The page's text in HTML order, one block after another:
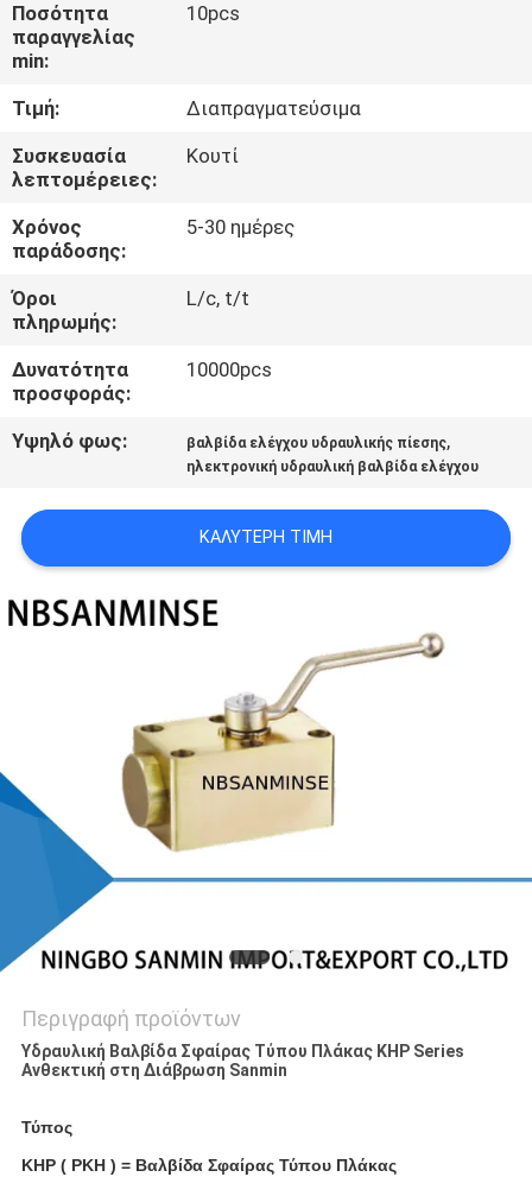
ΜΑΣ
ΣΕ
ΕΠΑΦΉ
ΕΙΔΉΣΕΙΣ
ΖΗΤΉΣΤΕ
ΈΝΑ
ΑΠΌΣΠΑΣΜΑ
SITEMAP
ΠΟΛΙΤΙΚΉ
ΑΠΟΡΡΉΤΟΥ
Ποσότητα
παραγγελίας
min:
10pcs
Τιμή:
Διαπραγματεύσιμα
Συσκευασία
λεπτομέρειες:
Κουτί
Χρόνος
παράδοσης:
5-30 ημέρες
Όροι
πληρωμής:
L/c, t/t
Δυνατότητα
προσφοράς:
10000pcs
Υψηλό φως: βαλβίδα ελέγχου υδραυλικής πίεσης,
ηλεκτρονική υδραυλική βαλβίδα ελέγχου
ΚΑΛΎΤΕΡΗ ΤΙΜΉ
Περιγραφή προϊόντων
Υδραυλική Βαλβίδα Σφαίρας Τύπου Πλάκας KHP Series
Ανθεκτική στη Διάβρωση Sanmin
Τύπος
KHP ( PKH ) = Βαλβίδα Σφαίρας Τύπου Πλάκας